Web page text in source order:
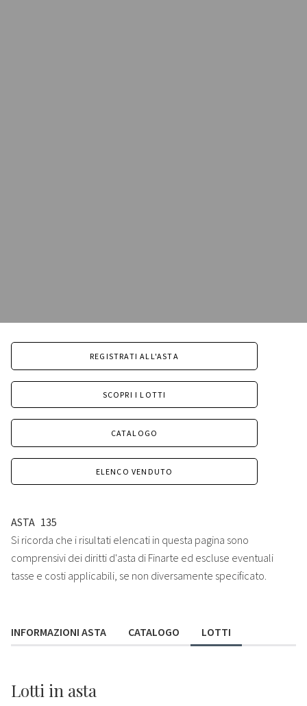
REGISTRATI ALL'ASTA
SCOPRI I LOTTI
CATALOGO
ELENCO VENDUTO
ASTA 135
Si ricorda che i risultati elencati in questa pagina sono
comprensivi dei diritti d'asta di Finarte ed escluse eventuali
tasse e costi applicabili, se non diversamente specificato.
INFORMAZIONI ASTA CATALOGO LOTTI
Lotti in asta